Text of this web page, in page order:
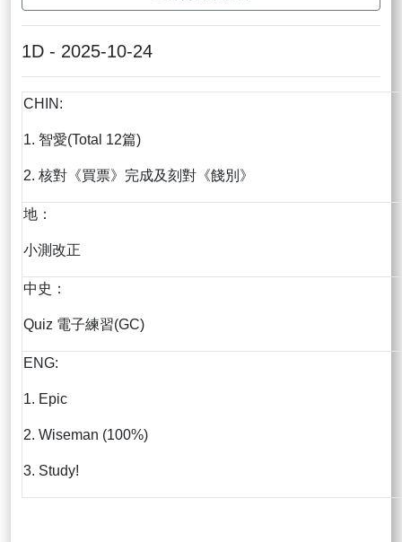
1D - 2025-10-24
CHIN:
1. 智愛(Total 12篇)
2. 核對《買票》完成及刻對《餞別》
地：
小測改正
中史：
Quiz 電子練習(GC)
ENG:
1. Epic
2. Wiseman (100%)
3. Study!